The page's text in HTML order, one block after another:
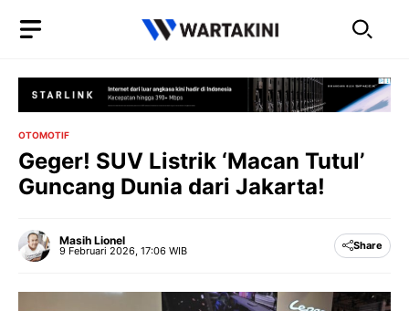
OTOMOTIF
Geger! SUV Listrik ‘Macan Tutul’
Guncang Dunia dari Jakarta!
Masih Lionel
9 Februari 2026, 17:06 WIB Share